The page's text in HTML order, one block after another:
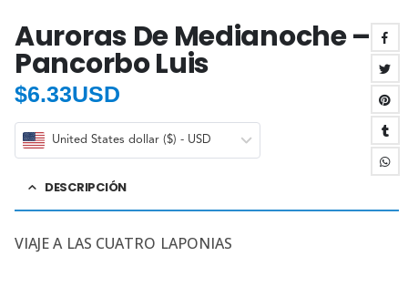
Auroras De Medianoche –
Pancorbo Luis
$6.33USD
United States dollar ($) - USD
DESCRIPCIÓN
VIAJE A LAS CUATRO LAPONIAS